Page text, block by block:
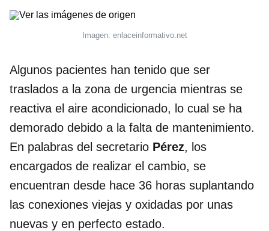
Imagen: enlaceinformativo.net
Algunos pacientes han tenido que ser
traslados a la zona de urgencia mientras se
reactiva el aire acondicionado, lo cual se ha
demorado debido a la falta de mantenimiento.
En palabras del secretario Pérez, los
encargados de realizar el cambio, se
encuentran desde hace 36 horas suplantando
las conexiones viejas y oxidadas por unas
nuevas y en perfecto estado.